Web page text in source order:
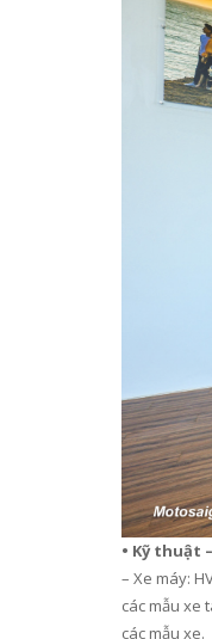
• Kỹ thuật
– Xe máy:
các mẫu xe
các mẫu xe.